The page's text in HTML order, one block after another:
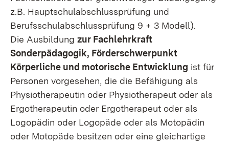
z.B. Hauptschulabschlussprüfung und
Berufsschulabschlussprüfung 9 + 3 Modell).
Die Ausbildung zur Fachlehrkraft
Sonderpädagogik, Förderschwerpunkt
Körperliche und motorische Entwicklung ist für
Personen vorgesehen, die die Befähigung als
Physiotherapeutin oder Physiotherapeut oder als
Ergotherapeutin oder Ergotherapeut oder als
Logopädin oder Logopäde oder als Motopädin
oder Motopäde besitzen oder eine gleichartige